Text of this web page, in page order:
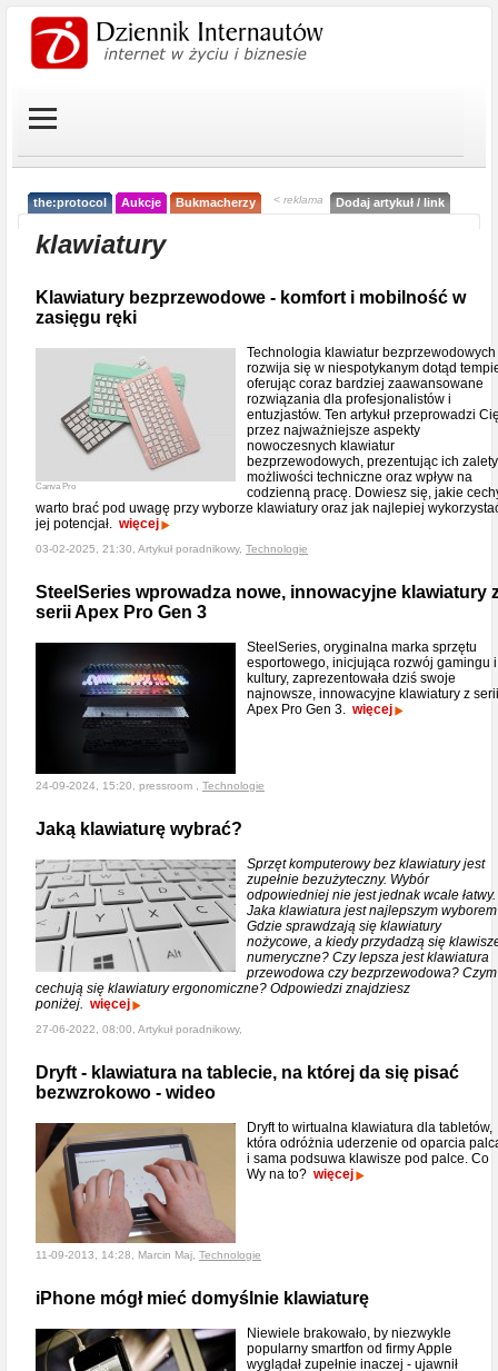
the:protocol Aukcje Bukmacherzy < reklama Dodaj artykuł / link
klawiatury
Klawiatury bezprzewodowe - komfort i mobilność w
zasięgu ręki
Canva Pro
Technologia klawiatur bezprzewodowych
rozwija się w niespotykanym dotąd
oferując coraz bardziej zaawansowane
rozwiązania dla profesjonalistów i
entuzjastów. Ten artykuł przeprowadzi
przez najważniejsze aspekty
nowoczesnych klawiatur
bezprzewodowych, prezentując ich
możliwości techniczne oraz wpływ na
codzienną pracę. Dowiesz się, jakie
warto brać pod uwagę przy wyborze klawiatury oraz jak najlepiej
jej potencjał. więcej
03-02-2025, 21:30, Artykuł poradnikowy, Technologie
SteelSeries wprowadza nowe, innowacyjne klawiatury
serii Apex Pro Gen 3
SteelSeries, oryginalna marka sprzętu
esportowego, inicjująca rozwój gamingu i
kultury, zaprezentowała dziś swoje
najnowsze, innowacyjne klawiatury z serii
Apex Pro Gen 3. więcej
24-09-2024, 15:20, pressroom , Technologie
Jaką klawiaturę wybrać?
Sprzęt komputerowy bez klawiatury jest
zupełnie bezużyteczny. Wybór
odpowiedniej nie jest jednak wcale łatwy.
Jaka klawiatura jest najlepszym
Gdzie sprawdzają się klawiatury
nożycowe, a kiedy przydadzą się
numeryczne? Czy lepsza jest klawiatura
przewodowa czy bezprzewodowa? Czym
cechują się klawiatury ergonomiczne? Odpowiedzi znajdziesz
poniżej. więcej
27-06-2022, 08:00, Artykuł poradnikowy,
Dryft - klawiatura na tablecie, na której da się pisać
bezwzrokowo - wideo
Dryft to wirtualna klawiatura dla tabletów,
która odróżnia uderzenie od oparcia
i sama podsuwa klawisze pod palce. Co
Wy na to? więcej
11-09-2013, 14:28, Marcin Maj, Technologie
iPhone mógł mieć domyślnie klawiaturę
Niewiele brakowało, by niezwykle
popularny smartfon od firmy Apple
wyglądał zupełnie inaczej - ujawnił